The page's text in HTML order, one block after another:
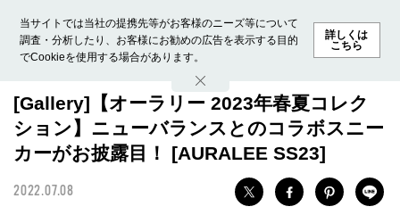
当サイトでは当社の提携先等がお客様のニーズ等について
調査・分析したり、お客様にお勧めの広告を表示する目的
でCookieを使用する場合があります。
詳しくは
こちら
ホーム モデル募集 ランキング ファッション ビューテ
[Gallery]【オーラリー 2023年春夏コレク
ション】ニューバランスとのコラボスニー
カーがお披露目！ [AURALEE SS23]
2022.07.08